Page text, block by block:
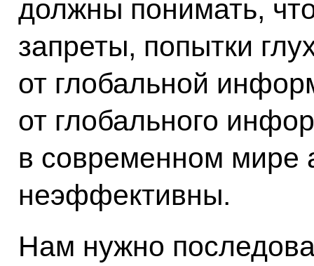
должны понимать,
запреты, попытки
от глобальной
от глобального
в современном мире
неэффективны.
Нам нужно